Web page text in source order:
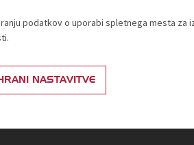
podatkov o uporabi spletnega mesta za
NASTAVITVE